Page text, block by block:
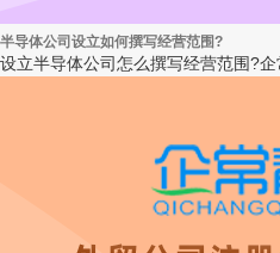
半导体公司设立如何撰写经营范围?
设立半导体公司怎么撰写经营范围?